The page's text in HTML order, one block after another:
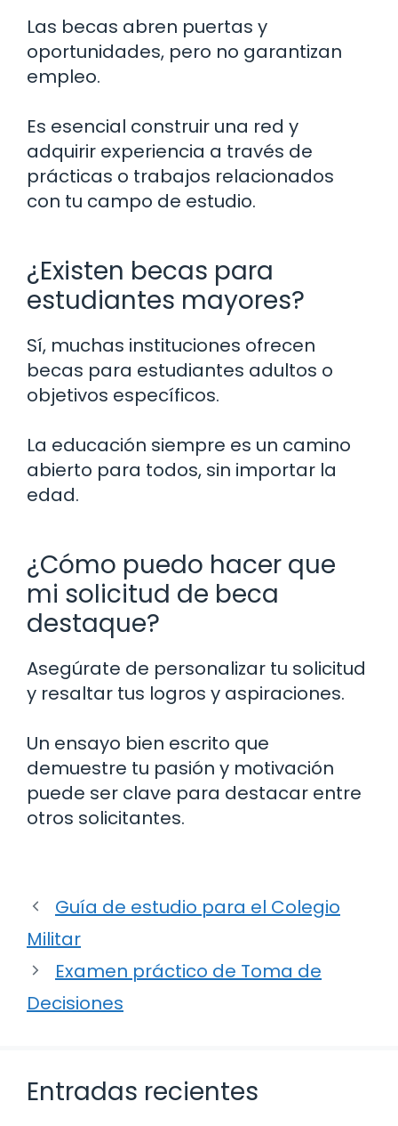
Las becas abren puertas y
oportunidades, pero no garantizan
empleo.
Es esencial construir una red y
adquirir experiencia a través de
prácticas o trabajos relacionados
con tu campo de estudio.
¿Existen becas para
estudiantes mayores?
Sí, muchas instituciones ofrecen
becas para estudiantes adultos o
objetivos específicos.
La educación siempre es un camino
abierto para todos, sin importar la
edad.
¿Cómo puedo hacer que
mi solicitud de beca
destaque?
Asegúrate de personalizar tu solicitud
y resaltar tus logros y aspiraciones.
Un ensayo bien escrito que
demuestre tu pasión y motivación
puede ser clave para destacar entre
otros solicitantes.
Guía de estudio para el Colegio
Militar
Examen práctico de Toma de
Decisiones
Entradas recientes